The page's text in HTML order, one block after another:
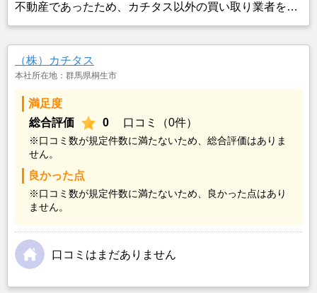
不動産であったため、カチタス以外の買い取り業者をみ
も空き家の状態で不動産を残しておけないと考えて売却
を決めた。
（株）カチタス
本社所在地：群馬県桐生市
満足度
総合評価
0 口コミ（0件）
※口コミ数が規定件数に満たないため、総合評価はありま
せん。
良かった点
※口コミ数が規定件数に満たないため、良かった点はあり
ません。
口コミはまだありません